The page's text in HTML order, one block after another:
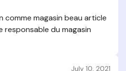
comme magasin beau article
responsable du magasin
July 10, 2021